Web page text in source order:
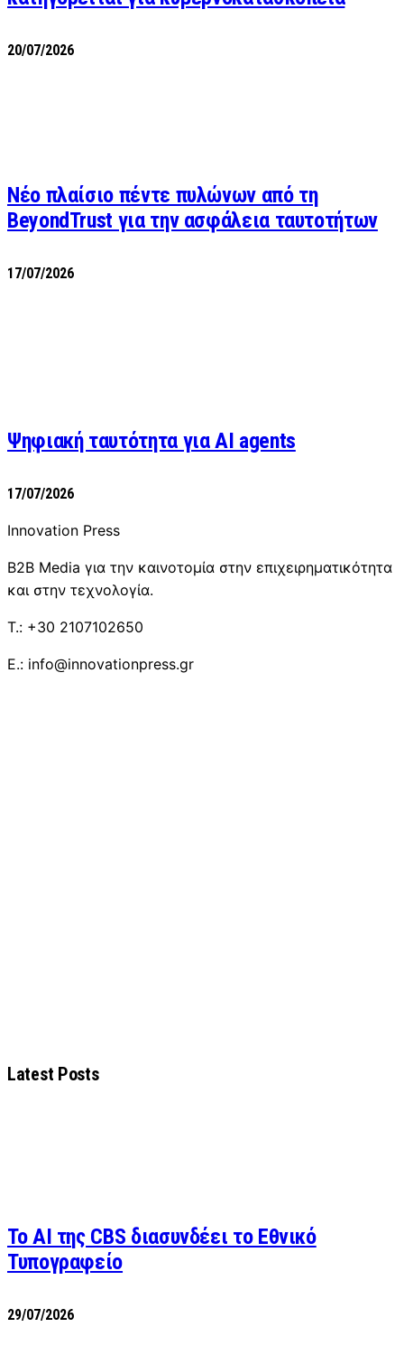
20/07/2026
Νέο πλαίσιο πέντε πυλώνων από τη
BeyondTrust για την ασφάλεια ταυτοτήτων
17/07/2026
Ψηφιακή ταυτότητα για AI agents
17/07/2026
Innovation Press
B2B Media για την καινοτομία στην επιχειρηματικότητα
και στην τεχνολογία.
T.: +30 2107102650
E.: info@innovationpress.gr
Latest Posts
Το AI της CBS διασυνδέει το Εθνικό
Τυπογραφείο
29/07/2026